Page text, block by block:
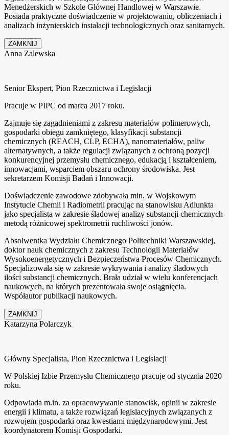
Menedżerskich w Szkole Głównej Handlowej w Warszawie.
Posiada praktyczne doświadczenie w projektowaniu, obliczeniach i
analizach inżynierskich instalacji technologicznych oraz sanitarnych.
ZAMKNIJ
Anna Zalewska
Senior Ekspert, Pion Rzecznictwa i Legislacji
Pracuje w PIPC od marca 2017 roku.
Zajmuje się zagadnieniami z zakresu materiałów polimerowych,
gospodarki obiegu zamkniętego, klasyfikacji substancji
chemicznych (REACH, CLP, ECHA), nanomateriałów, paliw
alternatywnych, a także regulacji związanych z ochroną pozycji
konkurencyjnej przemysłu chemicznego, edukacją i kształceniem,
innowacjami, wsparciem obszaru ochrony środowiska. Jest
sekretarzem Komisji Badań i Innowacji.
Doświadczenie zawodowe zdobywała min. w Wojskowym
Instytucie Chemii i Radiometrii pracując na stanowisku Adiunkta
jako specjalista w zakresie śladowej analizy substancji chemicznych
metodą różnicowej spektrometrii ruchliwości jonów.
Absolwentka Wydziału Chemicznego Politechniki Warszawskiej,
doktor nauk chemicznych z zakresu Technologii Materiałów
Wysokoenergetycznych i Bezpieczeństwa Procesów Chemicznych.
Specjalizowała się w zakresie wykrywania i analizy śladowych
ilości substancji chemicznych. Brała udział w wielu konferencjach
naukowych, na których prezentowała swoje osiągnięcia.
Współautor publikacji naukowych.
ZAMKNIJ
Katarzyna Polarczyk
Główny Specjalista, Pion Rzecznictwa i Legislacji
W Polskiej Izbie Przemysłu Chemicznego pracuje od stycznia 2020
roku.
Odpowiada m.in. za opracowywanie stanowisk, opinii w zakresie
energii i klimatu, a także rozwiązań legislacyjnych związanych z
rozwojem gospodarki oraz kwestiami międzynarodowymi. Jest
koordynatorem Komisji Gospodarki.